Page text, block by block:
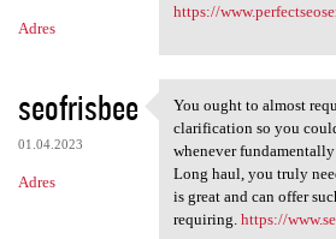
Adres
https://
seofrisbee
01.04.2023
Adres
You ought to
You ought to almost
clarification so you
whenever
Long haul, you truly
is great and can offer
requiring. https://